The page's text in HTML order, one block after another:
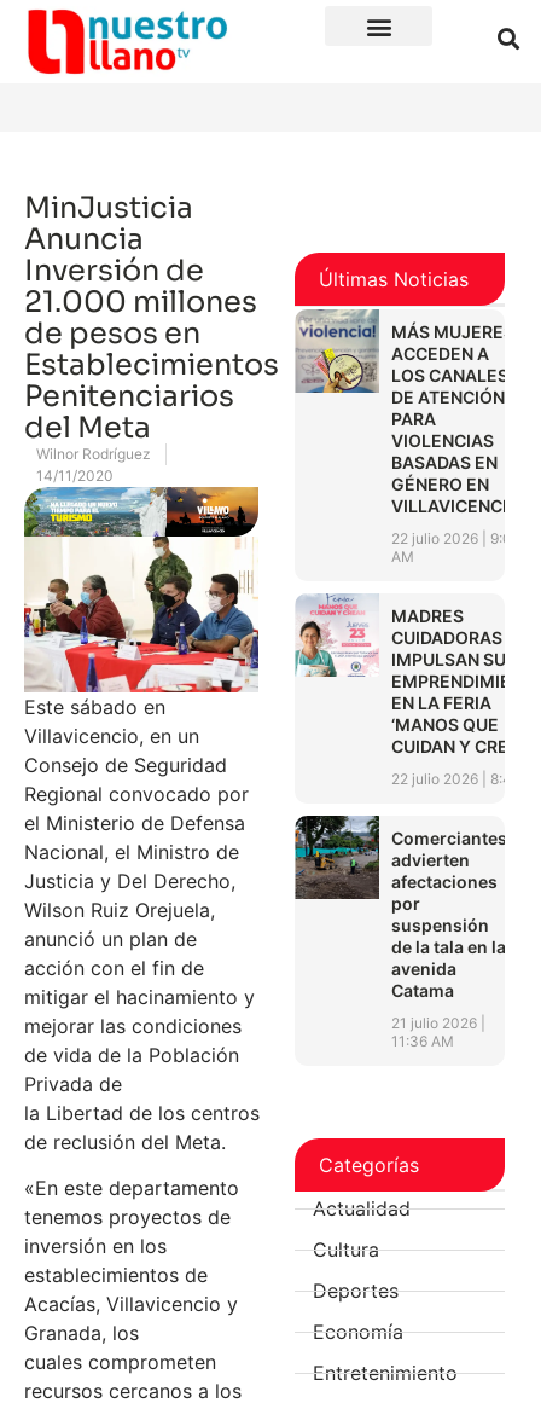
MinJusticia
Anuncia
Inversión de
21.000 millones
de pesos en
Establecimientos
Penitenciarios
del Meta
Wilnor Rodríguez
14/11/2020
Este sábado en
Villavicencio, en un
Consejo de Seguridad
Regional convocado por
el Ministerio de Defensa
Nacional, el Ministro de
Justicia y Del Derecho,
Wilson Ruiz Orejuela,
anunció un plan de
acción con el fin de
mitigar el hacinamiento y
mejorar las condiciones
de vida de la Población
Privada de
la Libertad de los centros
de reclusión del Meta.
«En este departamento
tenemos proyectos de
inversión en los
establecimientos de
Acacías, Villavicencio y
Granada, los
cuales comprometen
recursos cercanos a los
Últimas Noticias
MÁS MUJERES
ACCEDEN A
LOS CANALES
DE ATENCIÓN
PARA
VIOLENCIAS
BASADAS EN
GÉNERO EN
VILLAVICENCIO
22 julio 2026
9:01
AM
MADRES
CUIDADORAS
IMPULSAN SUS
EN LA FERIA
‘MANOS QUE
CUIDAN Y CREAN’
22 julio 2026 8:45
Comerciantes
advierten
afectaciones
por
suspensión
de la tala en la
avenida
Catama
21 julio 2026
11:36 AM
Categorías
Actualidad
Cultura
Deportes
Economía
Entretenimiento